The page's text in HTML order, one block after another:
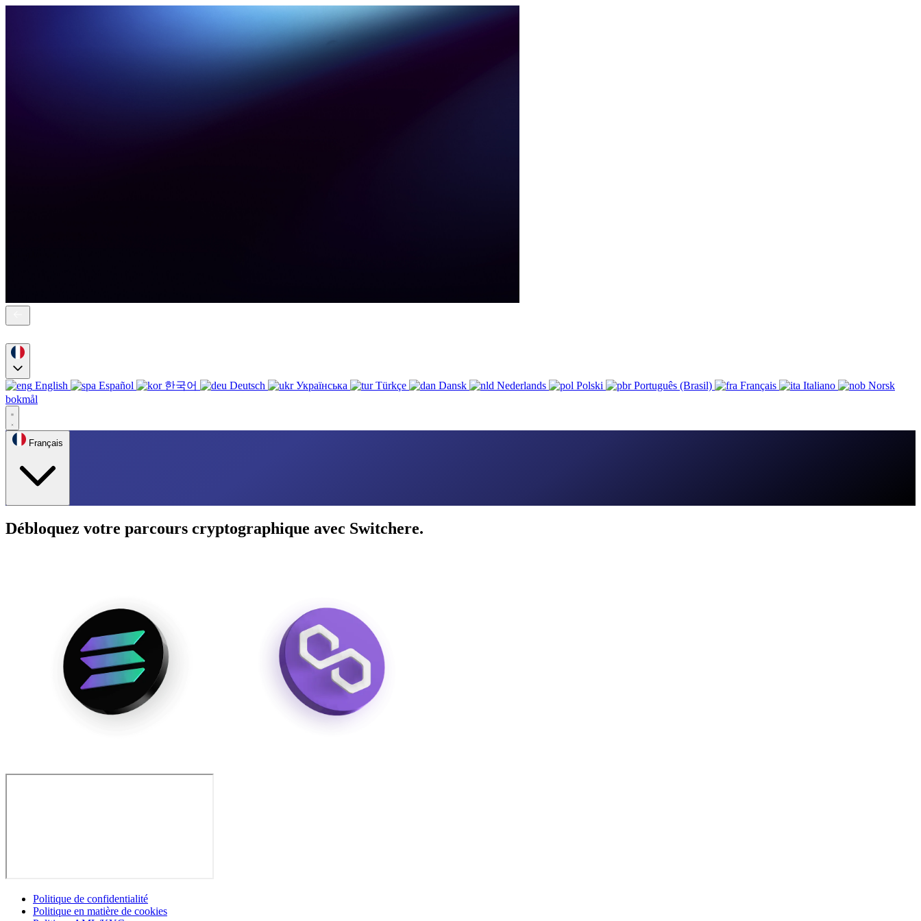
English Español 한국어 Deutsch Українська Türkçe Dansk Nederlands Polski Português (Brasil) Français Italiano
Norsk
bokmål
Français
Débloquez votre parcours cryptographique avec Switchere.
Politique de confidentialité
Politique en matière de cookies